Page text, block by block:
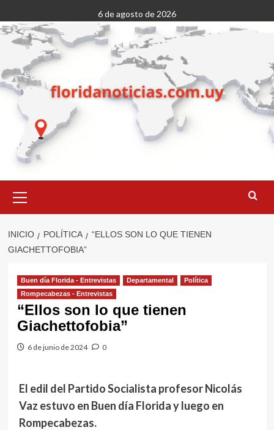
al
contenido
6 de agosto de 2026
primario
INICIO POLÍTICA
“ELLOS SON LO QUE TIENEN
GIACHETTOFOBIA”
Buen día Florida - Entrevistas Departamental
Política
Rompecabezas - Entrevistas
“Ellos son lo que tienen
Giachettofobia”
6 de junio de 2024 0
El edil del Partido Socialista profesor Nicolás
Vaz estuvo en Buen día Florida y luego en
Rompecabezas.